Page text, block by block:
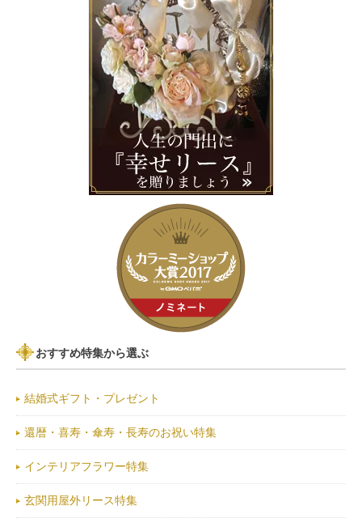
おすすめ特集から選ぶ
結婚式ギフト・プレゼント
還暦・喜寿・傘寿・長寿のお祝い特集
インテリアフラワー特集
玄関用屋外リース特集